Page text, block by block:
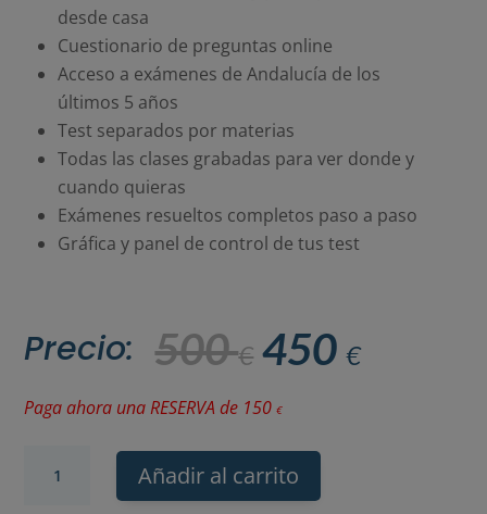
desde casa
Cuestionario de preguntas online
Acceso a exámenes de Andalucía de los
últimos 5 años
Test separados por materias
Todas las clases grabadas para ver donde y
cuando quieras
Exámenes resueltos completos paso a paso
Gráfica y panel de control de tus test
Precio: 500€ El
precio
original
era:
500 €.
450€El
Paga ahora una RESERVA de 150€
Añadir al carrito